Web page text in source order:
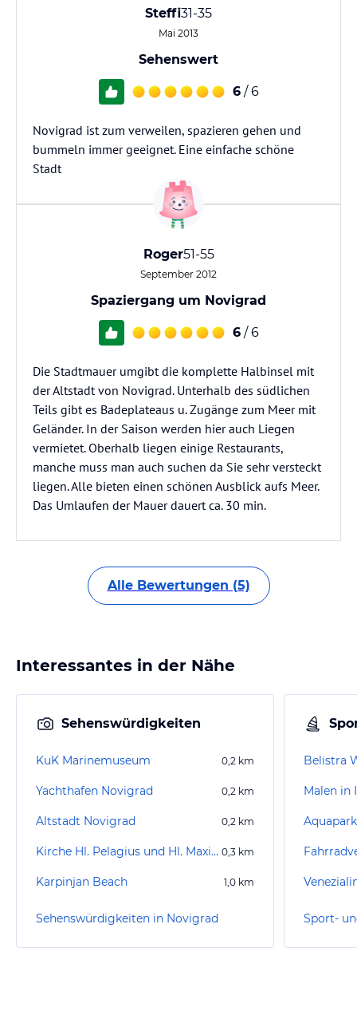
Steffi31-35
Mai 2013
Sehenswert
6 / 6
Novigrad ist zum verweilen, spazieren gehen und
bummeln immer geeignet. Eine einfache schöne
Stadt
Roger51-55
September 2012
Spaziergang um Novigrad
6 / 6
Die Stadtmauer umgibt die komplette Halbinsel mit
der Altstadt von Novigrad. Unterhalb des südlichen
Teils gibt es Badeplateaus u. Zugänge zum Meer mit
Geländer. In der Saison werden hier auch Liegen
vermietet. Oberhalb liegen einige Restaurants,
manche muss man auch suchen da Sie sehr versteckt
liegen. Alle bieten einen schönen Ausblick aufs Meer.
Das Umlaufen der Mauer dauert ca. 30 min.
Alle Bewertungen (5)
Interessantes in der Nähe
Sehenswürdigkeiten
KuK Marinemuseum 0,2 km
Yachthafen Novigrad 0,2 km
Altstadt Novigrad 0,2 km
Kirche Hl. Pelagius und Hl. Maximus 0,3 km
Karpinjan Beach 1,0 km
Sehenswürdigkeiten in Novigrad
Belistra
Malen in